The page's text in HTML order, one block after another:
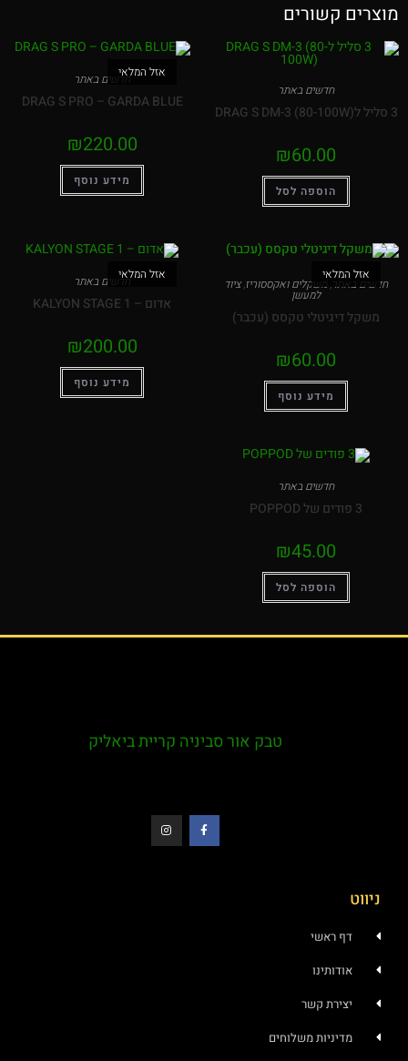
מוצרים קשורים
חדשים באתר
3 סליל לDRAG S DM-3 (80-100W)
₪60.00
הוספה לסל
אזל המלאיחדשים באתר
DRAG S PRO – GARDA BLUE
₪220.00
מידע נוסף
אזל המלאי
חדשים באתר ,משקלים ואקססוריז,ציוד
למעשן
משקל דיגיטלי טקסס (עכבר)
₪60.00
מידע נוסף
אזל המלאיחדשים באתר
אדום – KALYON STAGE 1
₪200.00
מידע נוסף
חדשים באתר
3 פודים של POPPOD
₪45.00
הוספה לסל
טבק אור סביניה קריית ביאליק
ניווט
דף ראשי
אודותינו
יצירת קשר
מדיניות משלוחים